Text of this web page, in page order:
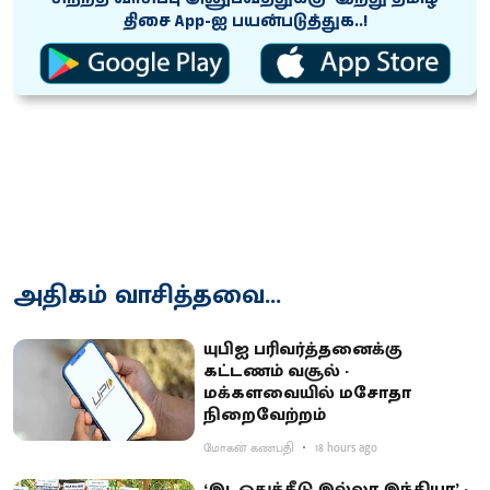
திசை App-ஐ பயன்படுத்துக..!
அதிகம் வாசித்தவை...
யுபிஐ பரிவர்த்தனைக்கு
கட்டணம் வசூல் -
மக்களவையில் மசோதா
நிறைவேற்றம்
மோகன் கணபதி 18 hours ago